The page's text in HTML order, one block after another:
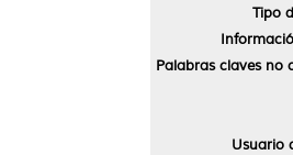
Tipo
Palabras claves no
Usuario